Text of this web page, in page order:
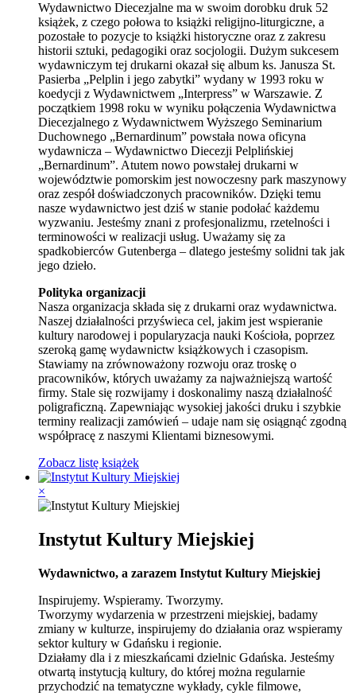
Wydawnictwo Diecezjalne ma w swoim dorobku druk 52
książek, z czego połowa to książki religijno-liturgiczne, a
pozostałe to pozycje to książki historyczne oraz z zakresu
historii sztuki, pedagogiki oraz socjologii. Dużym sukcesem
wydawniczym tej drukarni okazał się album ks. Janusza St.
Pasierba „Pelplin i jego zabytki” wydany w 1993 roku w
koedycji z Wydawnictwem „Interpress” w Warszawie. Z
początkiem 1998 roku w wyniku połączenia Wydawnictwa
Diecezjalnego z Wydawnictwem Wyższego Seminarium
Duchownego „Bernardinum” powstała nowa oficyna
wydawnicza – Wydawnictwo Diecezji Pelplińskiej
„Bernardinum”. Atutem nowo powstałej drukarni w
województwie pomorskim jest nowoczesny park maszynowy
oraz zespół doświadczonych pracowników. Dzięki temu
nasze wydawnictwo jest dziś w stanie podołać każdemu
wyzwaniu. Jesteśmy znani z profesjonalizmu, rzetelności i
terminowości w realizacji usług. Uważamy się za
spadkobierców Gutenberga – dlatego jesteśmy solidni tak jak
jego dzieło.
Polityka organizacji
Nasza organizacja składa się z drukarni oraz wydawnictwa.
Naszej działalności przyświeca cel, jakim jest wspieranie
kultury narodowej i popularyzacja nauki Kościoła, poprzez
szeroką gamę wydawnictw książkowych i czasopism.
Stawiamy na zrównoważony rozwoju oraz troskę o
pracowników, których uważamy za najważniejszą wartość
firmy. Stale się rozwijamy i doskonalimy naszą działalność
poligraficzną. Zapewniając wysokiej jakości druku i szybkie
terminy realizacji zamówień – udaje nam się osiągnąć zgodną
współpracę z naszymi Klientami biznesowymi.
Zobacz listę książek
×
Instytut Kultury Miejskiej
Wydawnictwo, a zarazem Instytut Kultury Miejskiej
Inspirujemy. Wspieramy. Tworzymy.
Tworzymy wydarzenia w przestrzeni miejskiej, badamy
zmiany w kulturze, inspirujemy do działania oraz wspieramy
sektor kultury w Gdańsku i regionie.
Działamy dla i z mieszkańcami dzielnic Gdańska. Jesteśmy
otwartą instytucją kultury, do której można regularnie
przychodzić na tematyczne wykłady, cykle filmowe,